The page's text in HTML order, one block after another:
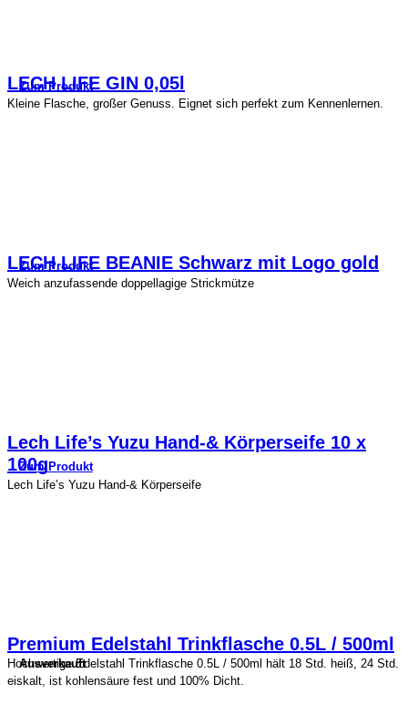
LECH LIFE GIN 0,05l
Kleine Flasche, großer Genuss. Eignet sich perfekt zum Kennenlernen.
Zum Produkt
LECH LIFE BEANIE Schwarz mit Logo gold
Weich anzufassende doppellagige Strickmütze
Zum Produkt
Lech Life’s Yuzu Hand-& Körperseife 10 x
100g
Lech Life’s Yuzu Hand-& Körperseife
Zum Produkt
Premium Edelstahl Trinkflasche 0.5L / 500ml
Hochwertige Edelstahl Trinkflasche 0.5L / 500ml hält 18 Std. heiß, 24 Std.
eiskalt, ist kohlensäure fest und 100% Dicht.
Ausverkauft